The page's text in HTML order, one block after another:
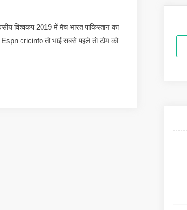
विश्वकप 2019 में मैच भारत पाकिस्तान का
cricinfo तो भाई सबसे पहले तो टीम को